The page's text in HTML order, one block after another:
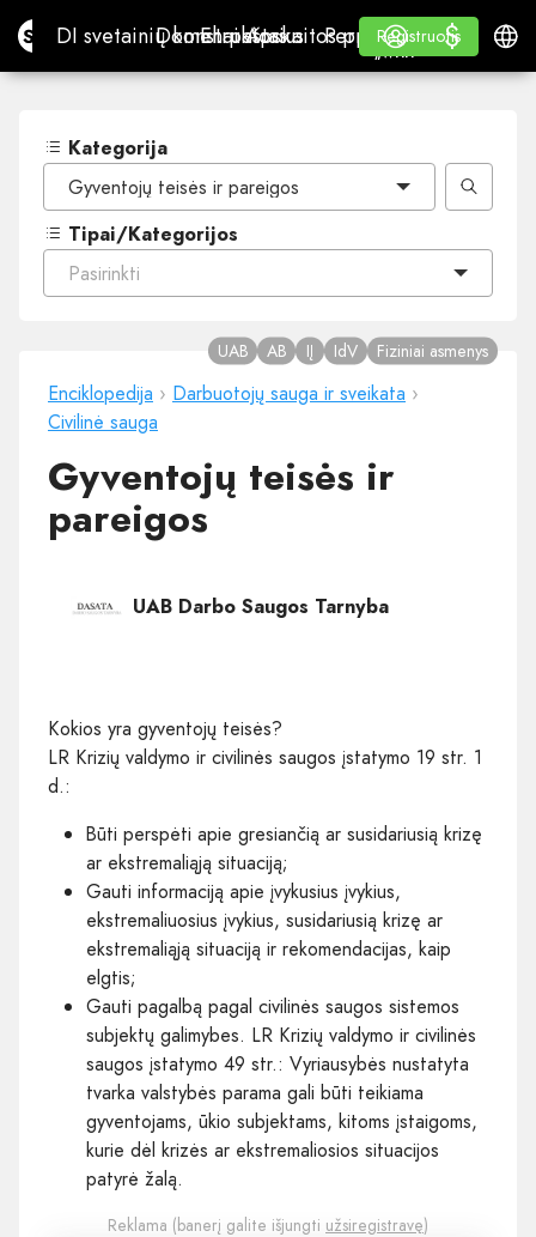
Site.proDI svetainių konstruktorius
DI svetainių konstruktorius
Domenai
DomenaiEl. paštas
El. paštasApskaitos programa
Apskaitos programa
Perpardavėjams
„WHITE LABEL“
Mokymasis
Mokymasis
Registruotis
Registruotis
Prisijungti
$
$
Kategorija
Gyventojų teisės ir pareigos
Tipai/Kategorijos
Pasirinkti
Enciklopedija › Darbuotojų sauga ir sveikata ›
Civilinė sauga
Gyventojų teisės ir
pareigos
UAB AB IĮ IdV Fiziniai asmenys
UAB Darbo Saugos Tarnyba
Kokios yra gyventojų teisės?
LR Krizių valdymo ir civilinės saugos įstatymo 19 str. 1
d.:
Būti perspėti apie gresiančią ar susidariusią krizę
ar ekstremaliąją situaciją;
Gauti informaciją apie įvykusius įvykius,
ekstremaliuosius įvykius, susidariusią krizę ar
ekstremaliąją situaciją ir rekomendacijas, kaip
elgtis;
Gauti pagalbą pagal civilinės saugos sistemos
subjektų galimybes. LR Krizių valdymo ir civilinės
saugos įstatymo 49 str.: Vyriausybės nustatyta
tvarka valstybės parama gali būti teikiama
gyventojams, ūkio subjektams, kitoms įstaigoms,
kurie dėl krizės ar ekstremaliosios situacijos
patyrė žalą.
Reklama (banerį galite išjungti užsiregistravę)